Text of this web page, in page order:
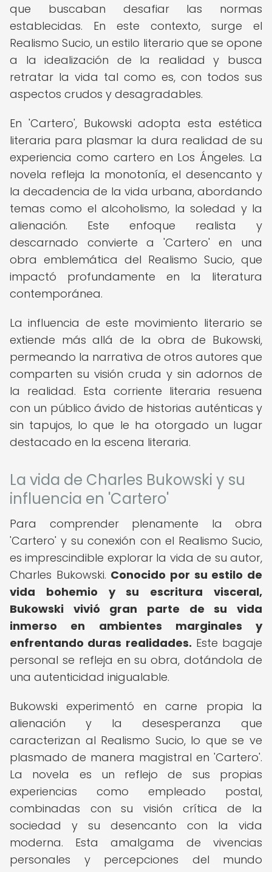
que buscaban desafiar las normas
establecidas. En este contexto, surge el
Realismo Sucio, un estilo literario que se opone
a la idealización de la realidad y busca
retratar la vida tal como es, con todos sus
aspectos crudos y desagradables.
En 'Cartero', Bukowski adopta esta estética
literaria para plasmar la dura realidad de su
experiencia como cartero en Los Ángeles. La
novela refleja la monotonía, el desencanto y
la decadencia de la vida urbana, abordando
temas como el alcoholismo, la soledad y la
alienación. Este enfoque realista y
descarnado convierte a 'Cartero' en una
obra emblemática del Realismo Sucio, que
impactó profundamente en la literatura
contemporánea.
La influencia de este movimiento literario se
extiende más allá de la obra de Bukowski,
permeando la narrativa de otros autores que
comparten su visión cruda y sin adornos de
la realidad. Esta corriente literaria resuena
con un público ávido de historias auténticas y
sin tapujos, lo que le ha otorgado un lugar
destacado en la escena literaria.
La vida de Charles Bukowski y su
influencia en 'Cartero'
Para comprender plenamente la obra
'Cartero' y su conexión con el Realismo Sucio,
es imprescindible explorar la vida de su autor,
Charles Bukowski. Conocido por su estilo de
vida bohemio y su escritura visceral,
Bukowski vivió gran parte de su vida
inmerso en ambientes marginales y
enfrentando duras realidades. Este bagaje
personal se refleja en su obra, dotándola de
una autenticidad inigualable.
Bukowski experimentó en carne propia la
alienación y la desesperanza que
caracterizan al Realismo Sucio, lo que se ve
plasmado de manera magistral en 'Cartero'.
La novela es un reflejo de sus propias
experiencias como empleado postal,
combinadas con su visión crítica de la
sociedad y su desencanto con la vida
moderna. Esta amalgama de vivencias
personales y percepciones del mundo